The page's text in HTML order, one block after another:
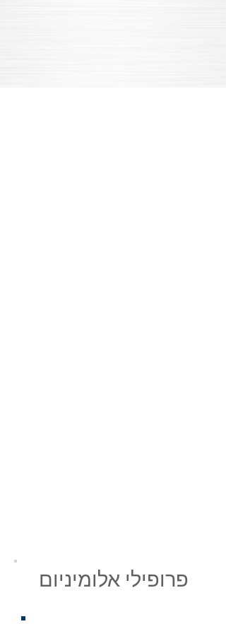
פרופילי אלומיניום